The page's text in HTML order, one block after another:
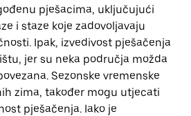
pješacima, uključujući
i staze koje zadovoljavaju
Ipak, izvedivost pješačenja
jer su neka područja možda
Sezonske vremenske
zima, također mogu utjecati
pješačenja. Iako je